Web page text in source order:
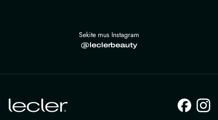
Sekite mus Instagram
@leclerbeauty